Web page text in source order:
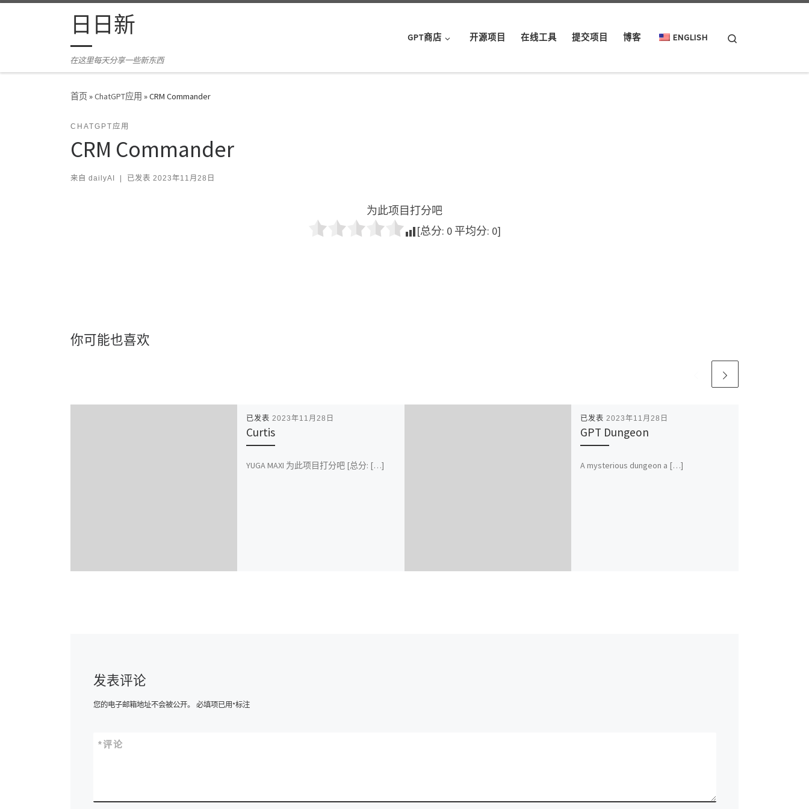
Skip to content日日新
在这里每天分享一些新东西
GPT商店 开源项目 在线工具 提交项目 博客 ENGLISH
首页»ChatGPT应用 »CRM Commander
CHATGPT应用
CRM Commander
来自 dailyAI 已发表 2023年11月28日
为此项目打分吧
[总分: 0 平均分: 0]
你可能也喜欢
已发表 2023年11月28日
Curtis
YUGA MAXI 为此项目打分吧 [总分: […]
已发表 2023年11月28日
GPT Dungeon
A mysterious dungeon a […]
发表评论
您的电子邮箱地址不会被公开。 必填项已用*标注
评论
*